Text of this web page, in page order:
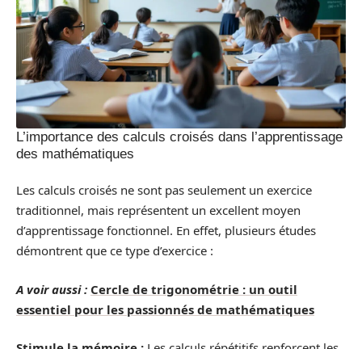
L’importance des calculs croisés dans l’apprentissage
des mathématiques
Les calculs croisés ne sont pas seulement un exercice
traditionnel, mais représentent un excellent moyen
d’apprentissage fonctionnel. En effet, plusieurs études
démontrent que ce type d’exercice :
A voir aussi : Cercle de trigonométrie : un outil
essentiel pour les passionnés de mathématiques